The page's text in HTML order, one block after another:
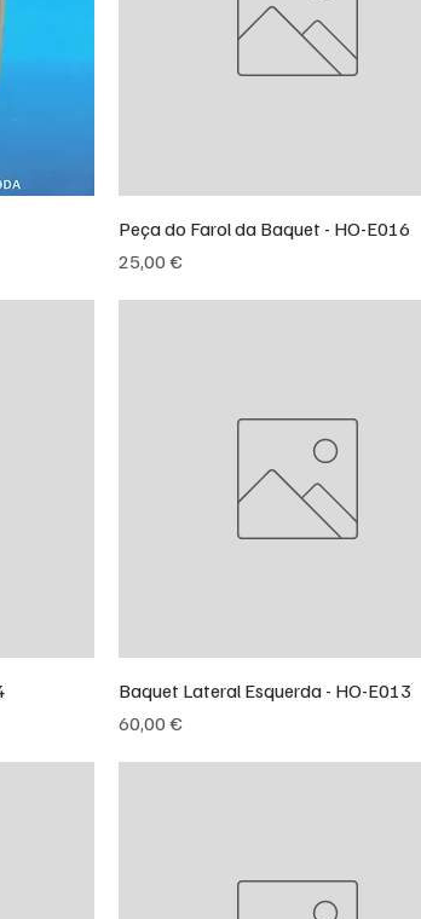
Peça do Farol da Baquet - HO-E016
Preço
25,00 €
Baquet Lateral Esquerda - HO-E013
Preço
60,00 €